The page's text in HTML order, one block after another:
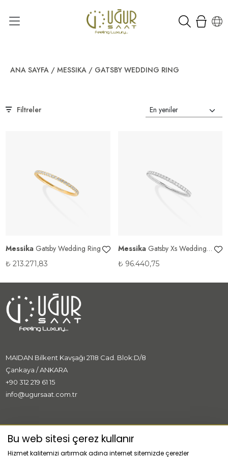
ANA SAYFA / MESSIKA / GATSBY WEDDING RING
Filtreler
Messika Gatsby Wedding Ring
₺ 213.271,83
MessikaGatsby Xs Wedding
Ring
₺ 96.440,75
MAIDAN Bilkent Kavşağı 2118 Cad. Blok:D/8
Çankaya / ANKARA
+90 312 219 61 15
info@ugursaat.com.tr
MARKALAR
Bu web sitesi çerez kullanır
Hizmet kalitemizi artırmak adına internet sitemizde çerezler